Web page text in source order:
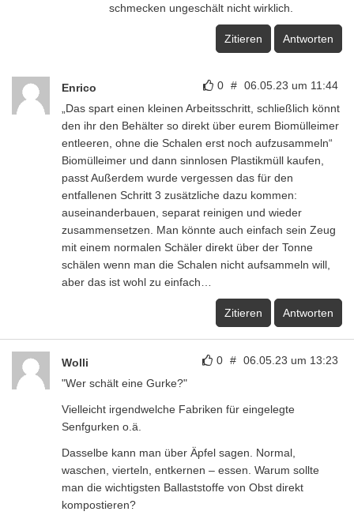
schmecken ungeschält nicht wirklich.
Zitieren Antworten
0 # 06.05.23 um 11:44
Enrico
„Das spart einen kleinen Arbeitsschritt, schließlich könnt
den ihr den Behälter so direkt über eurem Biomülleimer
entleeren, ohne die Schalen erst noch aufzusammeln“
Biomülleimer und dann sinnlosen Plastikmüll kaufen,
passt Außerdem wurde vergessen das für den
entfallenen Schritt 3 zusätzliche dazu kommen:
auseinanderbauen, separat reinigen und wieder
zusammensetzen. Man könnte auch einfach sein Zeug
mit einem normalen Schäler direkt über der Tonne
schälen wenn man die Schalen nicht aufsammeln will,
aber das ist wohl zu einfach…
Zitieren Antworten
0 # 06.05.23 um 13:23
Wolli
"Wer schält eine Gurke?"
Vielleicht irgendwelche Fabriken für eingelegte
Senfgurken o.ä.
Dasselbe kann man über Äpfel sagen. Normal,
waschen, vierteln, entkernen – essen. Warum sollte
man die wichtigsten Ballaststoffe von Obst direkt
kompostieren?